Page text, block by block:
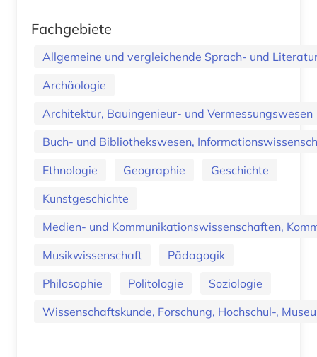
Fachgebiete
Allgemeine und vergleichende Sprach- und
Archäologie
Architektur, Bauingenieur- und Vermessungswesen
Buch- und Bibliothekswesen,
Ethnologie
Geographie
Geschichte
Kunstgeschichte
Medien- und Kommunikationswissenschaften,
Musikwissenschaft
Pädagogik
Philosophie
Politologie
Soziologie
Wissenschaftskunde, Forschung, Hochschul-,